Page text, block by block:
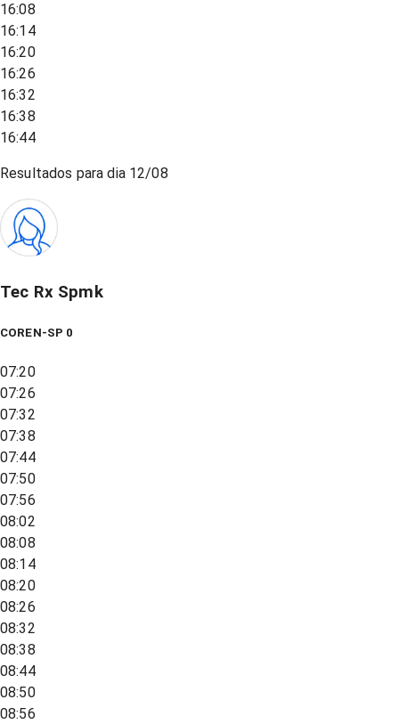
16:08
16:14
16:20
16:26
16:32
16:38
16:44
Resultados para dia 12/08
Tec Rx Spmk
COREN-SP 0
07:20
07:26
07:32
07:38
07:44
07:50
07:56
08:02
08:08
08:14
08:20
08:26
08:32
08:38
08:44
08:50
08:56